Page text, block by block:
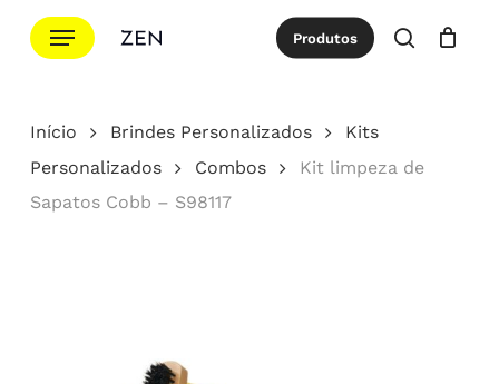
para
principal
Menu Produtos
procurar
Cotação Close
Início Brindes Personalizados
Kits
Personalizados
Combos
Kit limpeza de
Sapatos Cobb – S98117